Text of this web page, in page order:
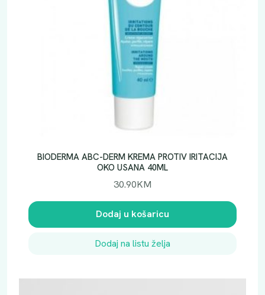
BIODERMA ABC-DERM KREMA PROTIV IRITACIJA
OKO USANA 40ML
30.90KM
Dodaj u košaricu
Dodaj na listu želja